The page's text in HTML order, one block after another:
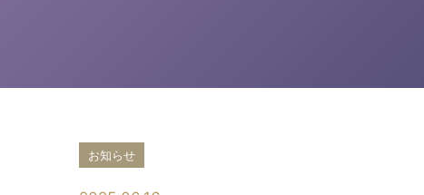
お知らせ